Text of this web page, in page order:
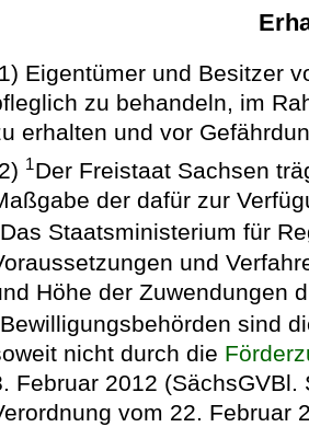
Eigentümer und Besitzer
zu behandeln, im
erhalten und vor
1Der Freistaat Sachsen
der dafür zur
Das Staatsministerium für
und
Höhe der Zuwendungen
Bewilligungsbehörden sind
nicht durch die
Februar 2012
vom 22. Februar